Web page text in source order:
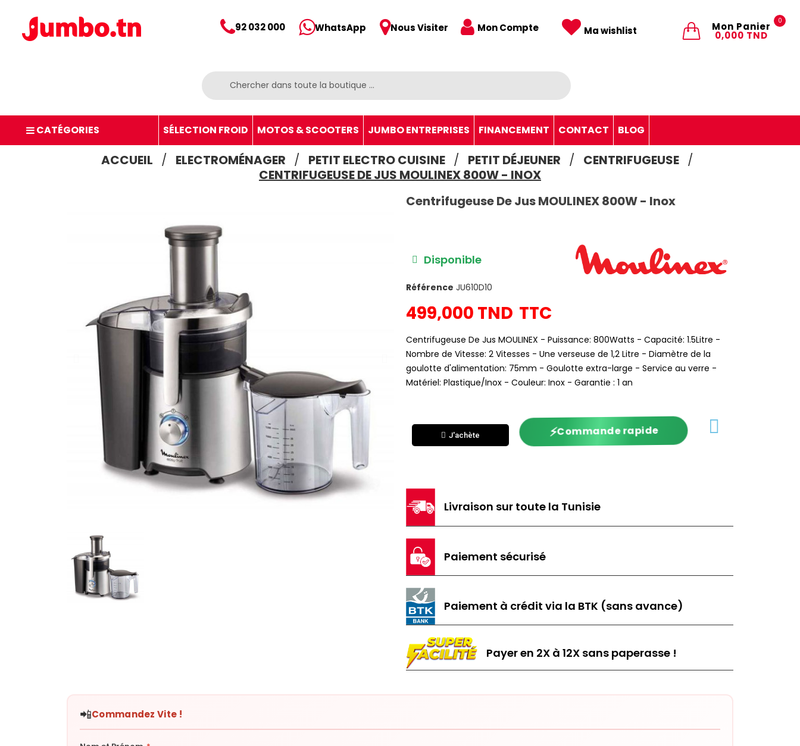
92 032 000 WhatsApp Nous Visiter
0
Mon Panier
0,000 TND
Mon Compte Ma wishlist
CATÉGORIES SÉLECTION FROID MOTOS & SCOOTERS JUMBO ENTREPRISES FINANCEMENT CONTACT BLOG
ACCUEIL ELECTROMÉNAGER PETIT ELECTRO CUISINE PETIT DÉJEUNER
CENTRIFUGEUSE
CENTRIFUGEUSE DE JUS MOULINEX 800W - INOX
Centrifugeuse De Jus MOULINEX 800W - Inox
Disponible
Référence JU610D10
499,000 TND TTC
Centrifugeuse De Jus MOULINEX - Puissance: 800Watts - Capacité: 1.5Litre -
Nombre de Vitesse: 2 Vitesses - Une verseuse de 1,2 Litre - Diamètre de la
goulotte d'alimentation: 75mm - Goulotte extra-large - Service au verre -
Matériel: Plastique/Inox - Couleur: Inox - Garantie : 1 an
J'achète ⚡Commande rapide
Livraison sur toute la Tunisie
Paiement sécurisé
Paiement à crédit via la BTK (sans avance)
Payer en 2X à 12X sans paperasse !
📲Commandez Vite !